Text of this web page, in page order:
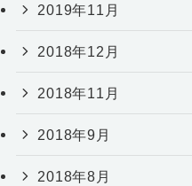
2019年11月
2018年12月
2018年11月
2018年9月
2018年8月